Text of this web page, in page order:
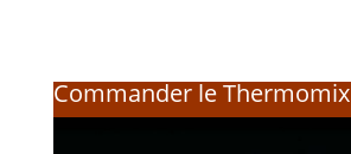
Commander le Thermomix